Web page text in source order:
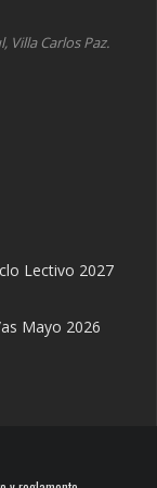
Villa Carlos Paz.
Lectivo 2027
Mayo 2026